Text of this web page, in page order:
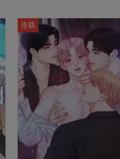
连载